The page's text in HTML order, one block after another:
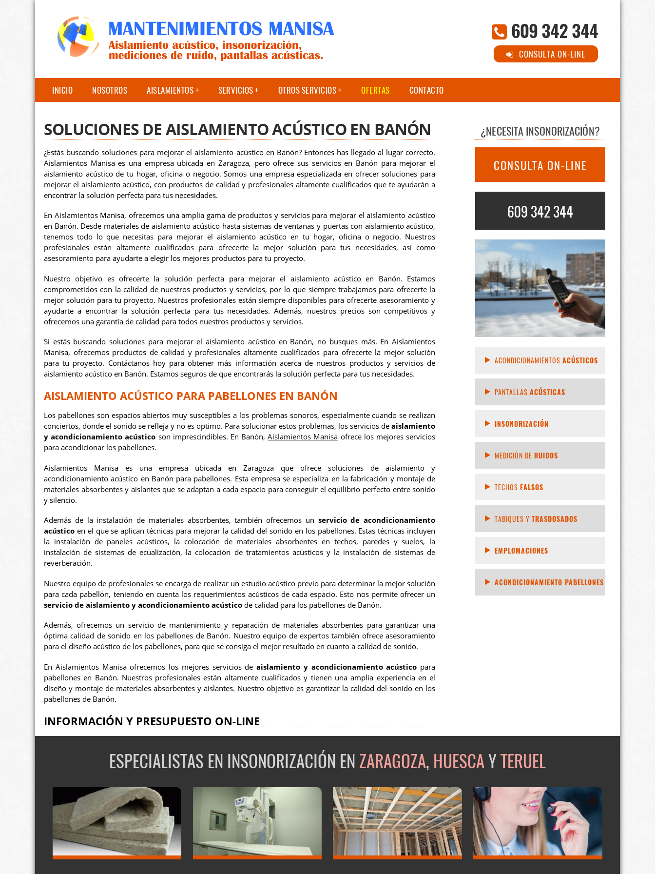
609 342 344
CONSULTA ON-LINE
INICIO NOSOTROS AISLAMIENTOS SERVICIOS OTROS SERVICIOS OFERTAS CONTACTO
SOLUCIONES DE AISLAMIENTO ACÚSTICO EN BANÓN
¿Estás buscando soluciones para mejorar el aislamiento acústico en Banón? Entonces has llegado al lugar correcto.
Aislamientos Manisa es una empresa ubicada en Zaragoza, pero ofrece sus servicios en Banón para mejorar el
aislamiento acústico de tu hogar, oficina o negocio. Somos una empresa especializada en ofrecer soluciones para
mejorar el aislamiento acústico, con productos de calidad y profesionales altamente cualificados que te ayudarán a
encontrar la solución perfecta para tus necesidades.
En Aislamientos Manisa, ofrecemos una amplia gama de productos y servicios para mejorar el aislamiento acústico
en Banón. Desde materiales de aislamiento acústico hasta sistemas de ventanas y puertas con aislamiento acústico,
tenemos todo lo que necesitas para mejorar el aislamiento acústico en tu hogar, oficina o negocio. Nuestros
profesionales están altamente cualificados para ofrecerte la mejor solución para tus necesidades, así como
asesoramiento para ayudarte a elegir los mejores productos para tu proyecto.
Nuestro objetivo es ofrecerte la solución perfecta para mejorar el aislamiento acústico en Banón. Estamos
comprometidos con la calidad de nuestros productos y servicios, por lo que siempre trabajamos para ofrecerte la
mejor solución para tu proyecto. Nuestros profesionales están siempre disponibles para ofrecerte asesoramiento y
ayudarte a encontrar la solución perfecta para tus necesidades. Además, nuestros precios son competitivos y
ofrecemos una garantía de calidad para todos nuestros productos y servicios.
Si estás buscando soluciones para mejorar el aislamiento acústico en Banón, no busques más. En Aislamientos
Manisa, ofrecemos productos de calidad y profesionales altamente cualificados para ofrecerte la mejor solución
para tu proyecto. Contáctanos hoy para obtener más información acerca de nuestros productos y servicios de
aislamiento acústico en Banón. Estamos seguros de que encontrarás la solución perfecta para tus necesidades.
AISLAMIENTO ACÚSTICO PARA PABELLONES EN BANÓN
Los pabellones son espacios abiertos muy susceptibles a los problemas sonoros, especialmente cuando se realizan
conciertos, donde el sonido se refleja y no es optimo. Para solucionar estos problemas, los servicios deaislamiento
y acondicionamiento acústico son imprescindibles. En Banón,Aislamientos Manisa ofrece los mejores servicios
para acondicionar los pabellones.
Aislamientos Manisa es una empresa ubicada en Zaragoza que ofrece soluciones de aislamiento y
acondicionamiento acústico en Banón para pabellones. Esta empresa se especializa en la fabricación y montaje de
materiales absorbentes y aislantes que se adaptan a cada espacio para conseguir el equilibrio perfecto entre sonido
y silencio.
Además de la instalación de materiales absorbentes, también ofrecemos un servicio de acondicionamiento
acústico en el que se aplican técnicas para mejorar la calidad del sonido en los pabellones. Estas técnicas incluyen
la instalación de paneles acústicos, la colocación de materiales absorbentes en techos, paredes y suelos, la
instalación de sistemas de ecualización, la colocación de tratamientos acústicos y la instalación de sistemas de
reverberación.
Nuestro equipo de profesionales se encarga de realizar un estudio acústico previo para determinar la mejor solución
para cada pabellón, teniendo en cuenta los requerimientos acústicos de cada espacio. Esto nos permite ofrecer un
servicio de aislamiento y acondicionamiento acústico de calidad para los pabellones de Banón.
Además, ofrecemos un servicio de mantenimiento y reparación de materiales absorbentes para garantizar una
óptima calidad de sonido en los pabellones de Banón. Nuestro equipo de expertos también ofrece asesoramiento
para el diseño acústico de los pabellones, para que se consiga el mejor resultado en cuanto a calidad de sonido.
En Aislamientos Manisa ofrecemos los mejores servicios deaislamiento y acondicionamiento acústico para
pabellones en Banón. Nuestros profesionales están altamente cualificados y tienen una amplia experiencia en el
diseño y montaje de materiales absorbentes y aislantes. Nuestro objetivo es garantizar la calidad del sonido en los
pabellones de Banón.
INFORMACIÓN Y PRESUPUESTO ON-LINE
¿NECESITA INSONORIZACIÓN?
CONSULTA ON-LINE
609 342 344
ACONDICIONAMIENTOS ACÚSTICOS
PANTALLAS ACÚSTICAS
INSONORIZACIÓN
MEDICIÓN DE RUIDOS
TECHOS FALSOS
TABIQUES Y TRASDOSADOS
EMPLOMACIONES
ACONDICIONAMIENTO PABELLONES
ESPECIALISTAS EN INSONORIZACIÓN ENZARAGOZA, HUESCAYTERUEL